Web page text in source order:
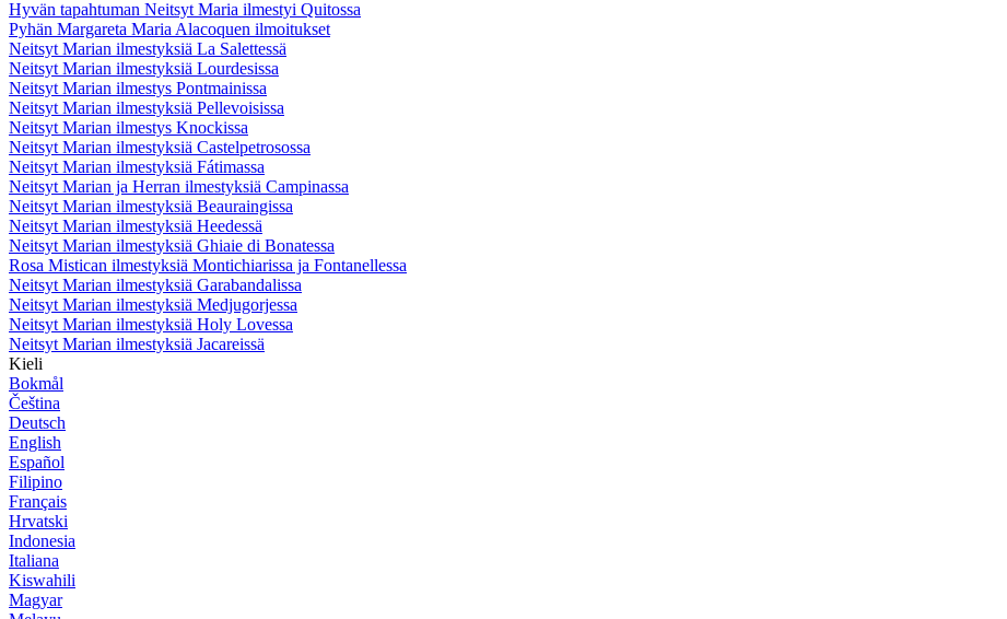
Hyvän tapahtuman Neitsyt Maria ilmestyi Quitossa
Pyhän Margareta Maria Alacoquen ilmoitukset
Neitsyt Marian ilmestyksiä La Salettessä
Neitsyt Marian ilmestyksiä Lourdesissa
Neitsyt Marian ilmestys Pontmainissa
Neitsyt Marian ilmestyksiä Pellevoisissa
Neitsyt Marian ilmestys Knockissa
Neitsyt Marian ilmestyksiä Castelpetrosossa
Neitsyt Marian ilmestyksiä Fátimassa
Neitsyt Marian ja Herran ilmestyksiä Campinassa
Neitsyt Marian ilmestyksiä Beauraingissa
Neitsyt Marian ilmestyksiä Heedessä
Neitsyt Marian ilmestyksiä Ghiaie di Bonatessa
Rosa Mistican ilmestyksiä Montichiarissa ja Fontanellessa
Neitsyt Marian ilmestyksiä Garabandalissa
Neitsyt Marian ilmestyksiä Medjugorjessa
Neitsyt Marian ilmestyksiä Holy Lovessa
Neitsyt Marian ilmestyksiä Jacareissä
Kieli
Bokmål
Čeština
Deutsch
English
Español
Filipino
Français
Hrvatski
Indonesia
Italiana
Kiswahili
Magyar